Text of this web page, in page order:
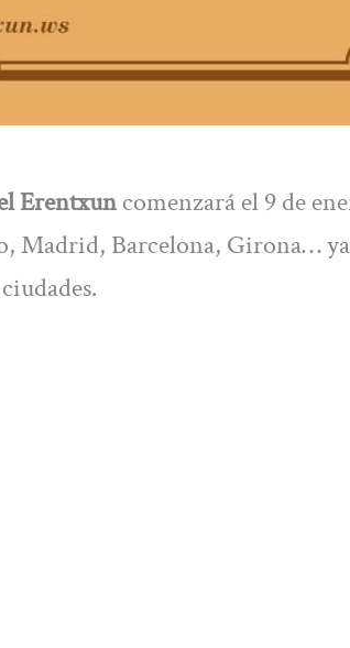
Erentxuncomenzará el 9 de
Madrid, Barcelona, Girona…